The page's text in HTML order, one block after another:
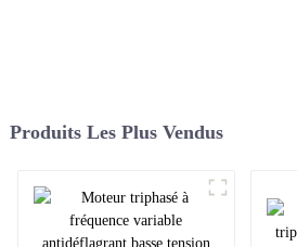
Produits Les Plus Vendus